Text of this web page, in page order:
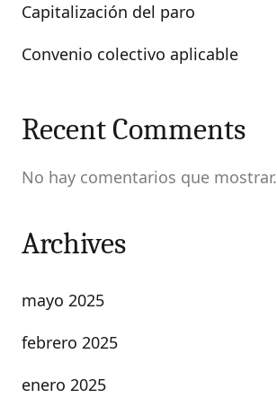
Capitalización del paro
Convenio colectivo aplicable
Recent Comments
No hay comentarios que mostrar.
Archives
mayo 2025
febrero 2025
enero 2025